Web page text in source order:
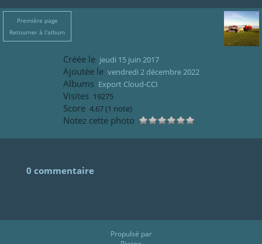
Première page
Retourner à l'album
Créée le jeudi 15 juin 2017
Ajoutée le vendredi 2 décembre 2022
Albums Export Cloud-CCI
Visites 19275
Score 4.67(1 note)
Notez cette photo
0 commentaire
Propulsé par